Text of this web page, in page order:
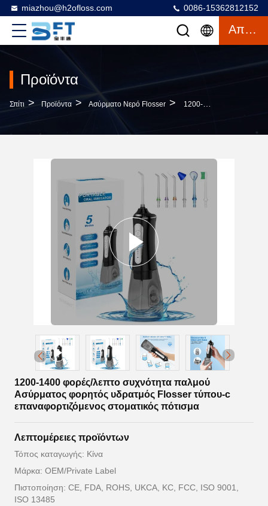
miazhou@h2ofloss.com 0086-15362812152
Απόσπασμα
Προϊόντα
Σπίτι > Προϊόντα > Ασύρματο Νερό Flosser > 1200-1400 Φορές/λεπτο Συχνότητα Παλμού Ασύρματος Φορητός Υδρατμός Flosser Τύπου-C Επαναφορτιζόμενος Στοματικός Πότισμα
1200-1400 φορές/λεπτο συχνότητα παλμού
Ασύρματος φορητός υδρατμός Flosser τύπου-c
επαναφορτιζόμενος στοματικός πότισμα
Λεπτομέρειες προϊόντων
Τόπος καταγωγής: Κίνα
Μάρκα: OEM/Private Label
Πιστοποίηση: CE, FDA, ROHS, UKCA, KC, FCC, ISO 9001,
ISO 13485